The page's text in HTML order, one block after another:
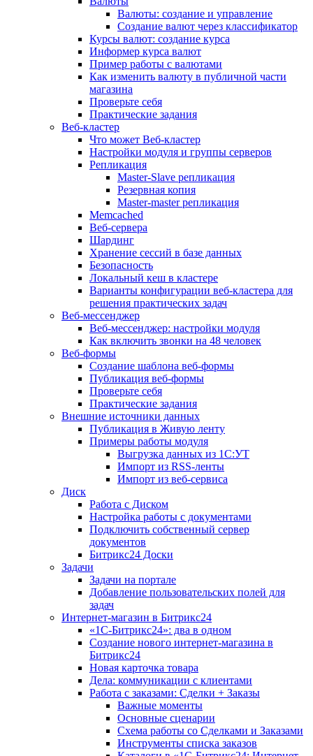
Валюты: создание и управление
Создание валют через классификатор
Курсы валют: создание курса
Информер курса валют
Пример работы с валютами
Как изменить валюту в публичной части
магазина
Проверьте себя
Практические задания
Веб-кластер
Что может Веб-кластер
Настройки модуля и группы серверов
Репликация
Master-Slave репликация
Резервная копия
Master-master репликация
Memcached
Веб-сервера
Шардинг
Хранение сессий в базе данных
Безопасность
Локальный кеш в кластере
Варианты конфигурации веб-кластера для
решения практических задач
Веб-мессенджер
Веб-мессенджер: настройки модуля
Как включить звонки на 48 человек
Веб-формы
Создание шаблона веб-формы
Публикация веб-формы
Проверьте себя
Практические задания
Внешние источники данных
Публикация в Живую ленту
Примеры работы модуля
Выгрузка данных из 1С:УТ
Импорт из RSS-ленты
Импорт из веб-сервиса
Диск
Работа с Диском
Настройка работы с документами
Подключить собственный сервер
документов
Битрикс24 Доски
Задачи
Задачи на портале
Добавление пользовательских полей для
задач
Интернет-магазин в Битрикс24
«1С-Битрикс24»: два в одном
Создание нового интернет-магазина в
Битрикс24
Новая карточка товара
Дела: коммуникации с клиентами
Работа с заказами: Сделки + Заказы
Важные моменты
Основные сценарии
Схема работы со Сделками и Заказами
Инструменты списка заказов